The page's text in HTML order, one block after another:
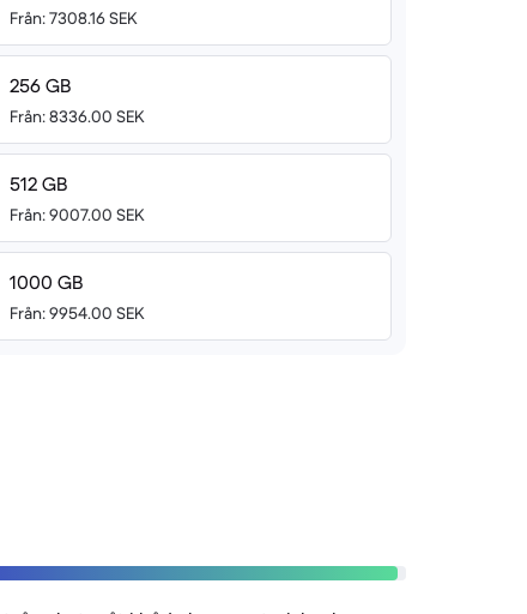
Från: 7308.16 SEK
256 GB
Från: 8336.00 SEK
512 GB
Från: 9007.00 SEK
1000 GB
Från: 9954.00 SEK